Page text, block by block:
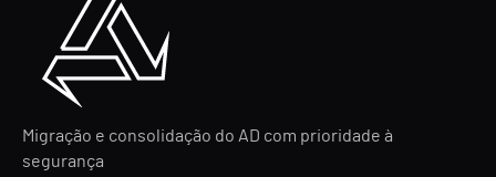
Migração e consolidação do AD com prioridade à
segurança